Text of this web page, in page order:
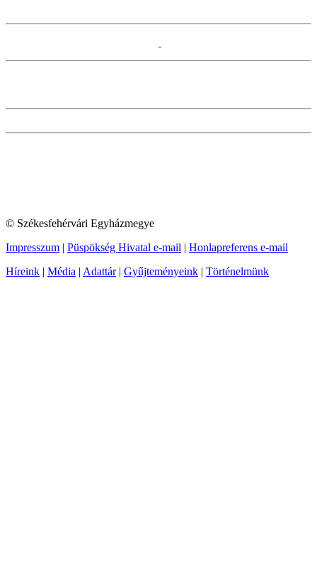
© Székesfehérvári Egyházmegye
Impresszum | Püspökség Hivatal e-mail | Honlapreferens e-mail
Híreink | Média | Adattár| Gyűjteményeink | Történelmünk